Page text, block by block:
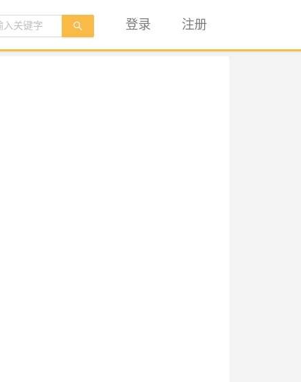
登录 注册